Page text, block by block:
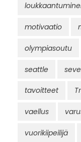
motivaatio
olympiasoutu
seattle
tavoitteet
vaellus
vuorikiipeilijä